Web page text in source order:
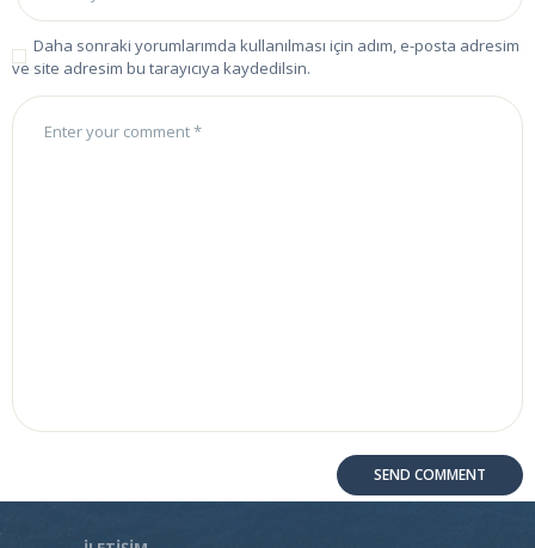
Daha sonraki yorumlarımda kullanılması için adım, e-posta adresim
ve site adresim bu tarayıcıya kaydedilsin.